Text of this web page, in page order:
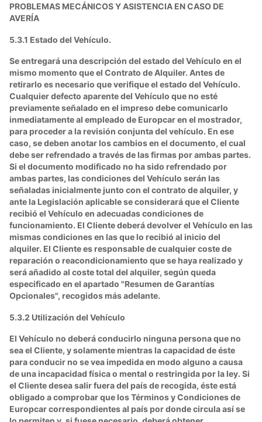
PROBLEMAS MECÁNICOS Y ASISTENCIA EN CASO DE
AVERÍA
5.3.1 Estado del Vehículo.
Se entregará una descripción del estado del Vehículo en el
mismo momento que el Contrato de Alquiler. Antes de
retirarlo es necesario que verifique el estado del Vehículo.
Cualquier defecto aparente del Vehículo que no esté
previamente señalado en el impreso debe comunicarlo
inmediatamente al empleado de Europcar en el mostrador,
para proceder a la revisión conjunta del vehículo. En ese
caso, se deben anotar los cambios en el documento, el cual
debe ser refrendado a través de las firmas por ambas partes.
Si el documento modificado no ha sido refrendado por
ambas partes, las condiciones del Vehículo serán las
señaladas inicialmente junto con el contrato de alquiler, y
ante la Legislación aplicable se considerará que el Cliente
recibió el Vehículo en adecuadas condiciones de
funcionamiento. El Cliente deberá devolver el Vehículo en las
mismas condiciones en las que lo recibió al inicio del
alquiler. El Cliente es responsable de cualquier coste de
reparación o reacondicionamiento que se haya realizado y
será añadido al coste total del alquiler, según queda
especificado en el apartado "Resumen de Garantías
Opcionales", recogidos más adelante.
5.3.2 Utilización del Vehículo
El Vehículo no deberá conducirlo ninguna persona que no
sea el Cliente, y solamente mientras la capacidad de éste
para conducir no se vea impedida en modo alguno a causa
de una incapacidad física o mental o restringida por la ley. Si
el Cliente desea salir fuera del país de recogida, éste está
obligado a comprobar que los Términos y Condiciones de
Europcar correspondientes al país por donde circula así se